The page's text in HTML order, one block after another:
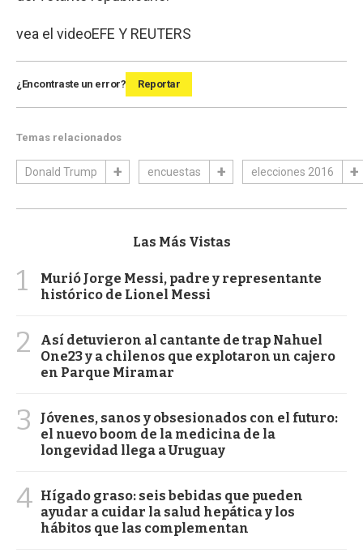
vea el videoEFE Y REUTERS
¿Encontraste un error? Reportar
Temas relacionados
Donald Trump encuestas elecciones 2016
Las Más Vistas
1
Murió Jorge Messi, padre y representante
histórico de Lionel Messi
2
Así detuvieron al cantante de trap Nahuel
One23 y a chilenos que explotaron un cajero
en Parque Miramar
3
Jóvenes, sanos y obsesionados con el futuro:
el nuevo boom de la medicina de la
longevidad llega a Uruguay
4 Hígado graso: seis bebidas que pueden
ayudar a cuidar la salud hepática y los
hábitos que las complementan